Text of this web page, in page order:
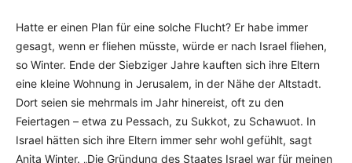
Hatte er einen Plan für eine solche Flucht? Er habe immer
gesagt, wenn er fliehen müsste, würde er nach Israel fliehen,
so Winter. Ende der Siebziger Jahre kauften sich ihre Eltern
eine kleine Wohnung in Jerusalem, in der Nähe der Altstadt.
Dort seien sie mehrmals im Jahr hinereist, oft zu den
Feiertagen – etwa zu Pessach, zu Sukkot, zu Schawuot. In
Israel hätten sich ihre Eltern immer sehr wohl gefühlt, sagt
Anita Winter. „Die Gründung des Staates Israel war für meinen